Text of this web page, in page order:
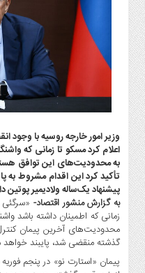
گاز
و
پتروشیمی
و
خودرو
آپ
و
فن
آوری
بانک
،
بیمه
و
ارز
وزیر امور خارجه روسیه با وجود
اعلام کرد مسکو تا زمانی که
به محدودیت‌های این توافق
تأکید کرد این اقدام مشروط به
پیشنهاد یک‌ساله ولادیمیر
به گزارش منشور اقتصاد- «سرگئی
زمانی که اطمینان داشته باشد
محدودیت‌های آخرین پیمان
گذشته منقضی شد، پایبند خواهد
پیمان «استارت نو» در پنجم